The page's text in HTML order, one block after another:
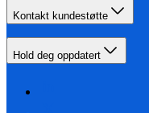
Kontakt kundestøtte
Hold deg oppdatert